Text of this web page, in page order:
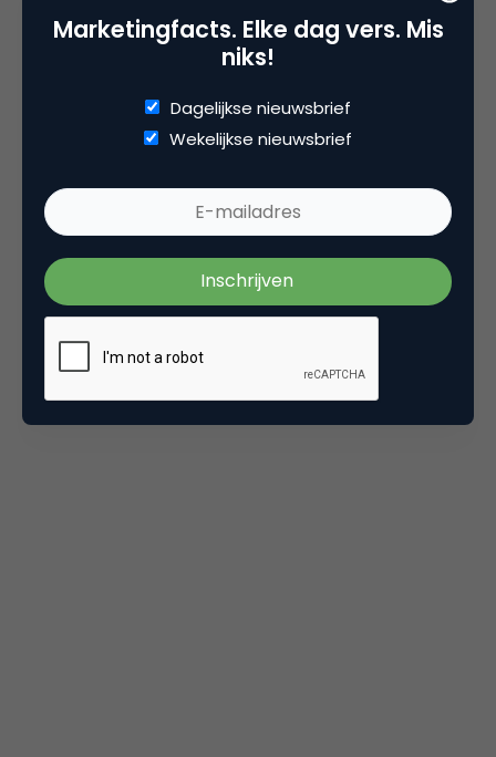
De deze week gestarte Climate Change
Conference in Kopenhagen met een film “Please
waarin een jong meisje de razende elementen van
de natuur ziet en om hulp roept de wereld te
duizenden deelnemers van de conferentie.
Tablet Demo 1.5
Marketingfacts. Elke dag vers. Mis
niks!
Dagelijkse nieuwsbrief
Wekelijkse nieuwsbrief